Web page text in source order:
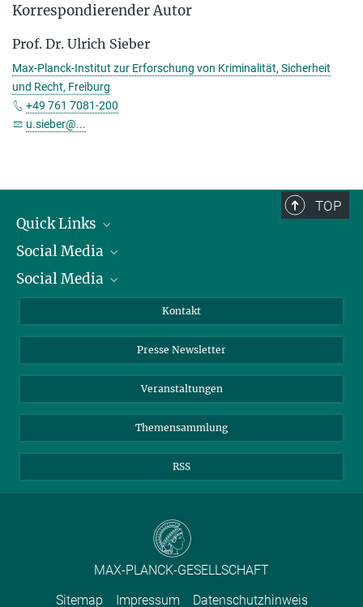
Korrespondierender Autor
Prof. Dr. Ulrich Sieber
Max-Planck-Institut zur Erforschung von Kriminalität, Sicherheit
und Recht, Freiburg
+49 761 7081-200
u.sieber@...
TOP
Quick Links
Präsident
Zahlen und Fakten
Meldestelle Fehlverhalten
Social Media
Bluesky
Social Media
YouTube
Kontakt
Presse Newsletter
Veranstaltungen
Themensammlung
RSS
MAX-PLANCK-GESELLSCHAFT
Sitemap
Impressum Datenschutzhinweis